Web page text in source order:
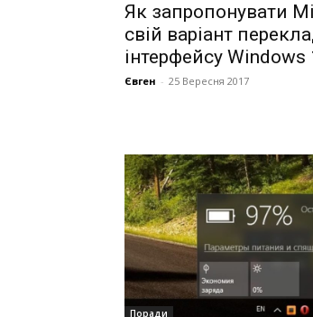
Як запропонувати
свій варіант
інтерфейсу Windows
Євген - 25 Вересня 2017
Поради